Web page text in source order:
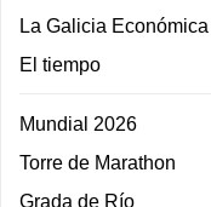
La Galicia Económica
El tiempo
Mundial 2026
Torre de Marathon
Grada de Río